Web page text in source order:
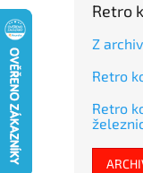
Retro
Z
Retro
Retro